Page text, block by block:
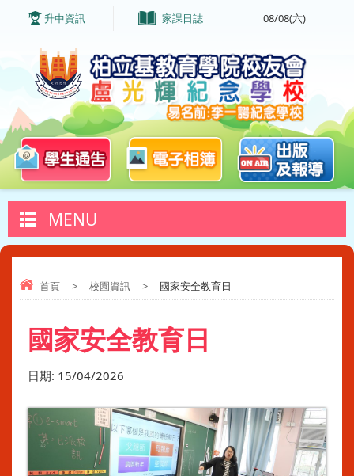
升中資訊 家課日誌
08/08(六)
MENU
首頁 > 校園資訊 > 國家安全教育日
國家安全教育日
日期: 15/04/2026